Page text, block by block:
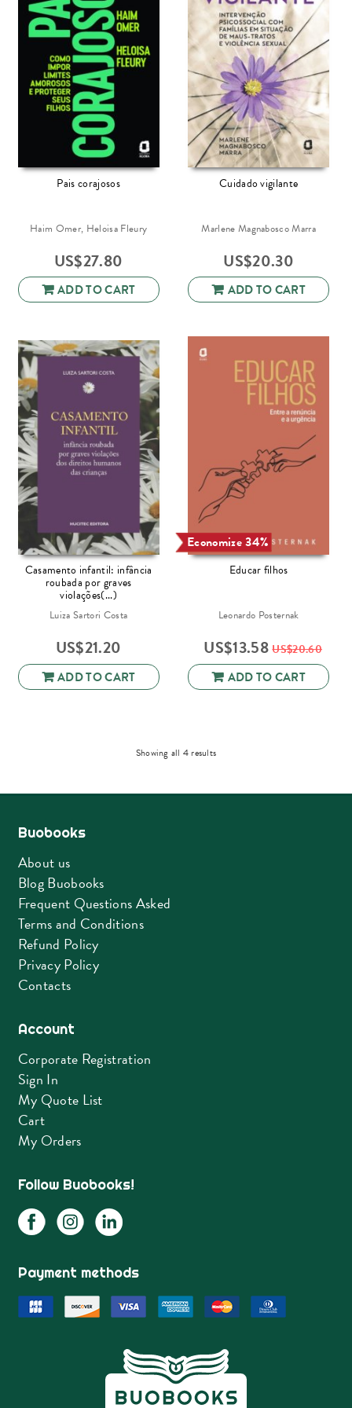
Pais corajosos
Haim Omer, Heloisa Fleury
US$27.80
ADD TO CART
Cuidado vigilante
Marlene Magnabosco Marra
US$20.30
ADD TO CART
Casamento infantil: infância
roubada por graves
violações(...)
Luiza Sartori Costa
US$21.20
ADD TO CART
Economize 34%
Educar filhos
Leonardo Posternak
US$13.58 US$20.60
ADD TO CART
Showing all 4 resultsSorted
Buobooks
About us
Blog Buobooks
Frequent Questions Asked
Terms and Conditions
Refund Policy
Privacy Policy
Contacts
Account
Corporate Registration
Sign In
My Quote List
Cart
My Orders
Follow Buobooks!
Payment methods